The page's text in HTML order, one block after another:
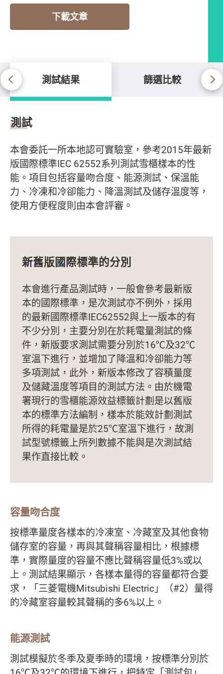
下載文章
測試結果 篩選比較
測試結果
測試
本會委託一所本地認可實驗室，參考2015年最新
版國際標準IEC 62552系列測試雪櫃樣本的性
能。項目包括容量吻合度、能源測試、保溫能
力、冷凍和冷卻能力、降溫測試及儲存溫度等，
使用方便程度則由本會評審。
新舊版國際標準的分別
本會進行產品測試時，一般會參考最新版
本的國際標準，是次測試亦不例外，採用
的最新國際標準IEC62552與上一版本的有
不少分別，主要分別在於耗電量測試的條
件，新版要求測試需要分別於16℃及32℃
室溫下進行，並增加了降溫和冷卻能力等
多項測試，此外，新版本修改了容積量度
及儲藏溫度等項目的測試方法。由於機電
署現行的雪櫃能源效益標籤計劃是以舊版
本的標準方法編制，樣本於能效計劃測試
所得的耗電量是於25℃室溫下進行，故測
試型號標籤上所列數據不能與是次測試結
果作直接比較。
容量吻合度
按標準量度各樣本的冷凍室、冷藏室及其他食物
儲存室的容量，再與其聲稱容量相比，根據標
準，實際量度的容量不應比聲稱容量低3%或以
上。測試結果顯示，各樣本量得的容量都符合要
求，「三菱電機Mitsubishi Electric」（#2）量得
的冷藏室容量較其聲稱的多6%以上。
能源測試
測試模擬於冬季及夏季時的環境，按標準分別於